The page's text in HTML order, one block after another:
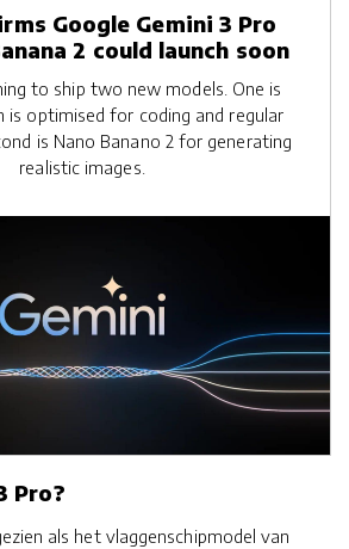
Google Gemini 3 Pro
2 could launch soon
to ship two new models. One is
is optimised for coding and regular
is Nano Banano 2 for generating
realistic images.
Pro?
als het vlaggenschipmodel van